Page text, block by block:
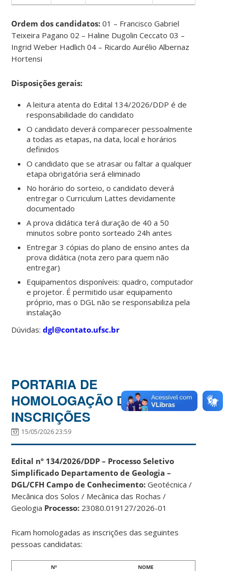
Ordem dos candidatos: 01 – Francisco Gabriel
Teixeira Pagano 02 – Haline Dugolin Ceccato 03 –
Ingrid Weber Hadlich 04 – Ricardo Aurélio Albernaz
Hortensi
Disposições gerais:
A leitura atenta do Edital 134/2026/DDP é de
responsabilidade do candidato
O candidato deverá comparecer pessoalmente
a todas as etapas, na data, local e horários
definidos
O candidato que se atrasar ou faltar a qualquer
etapa obrigatória será eliminado
No horário do sorteio, o candidato deverá
entregar o Curriculum Lattes devidamente
documentado
A prova didática terá duração de 40 a 50
minutos sobre ponto sorteado 24h antes
Entregar 3 cópias do plano de ensino antes da
prova didática (nota zero para quem não
entregar)
Equipamentos disponíveis: quadro, computador
e projetor. É permitido usar equipamento
próprio, mas o DGL não se responsabiliza pela
instalação
Dúvidas:dgl@contato.ufsc.br
PORTARIA DE
HOMOLOGAÇÃO DE
INSCRIÇÕES
15/05/2026 23:59
Edital nº 134/2026/DDP – Processo Seletivo
Simplificado Departamento de Geologia –
DGL/CFH Campo de Conhecimento: Geotécnica /
Mecânica dos Solos / Mecânica das Rochas /
Geologia Processo: 23080.019127/2026-01
Ficam homologadas as inscrições das seguintes
pessoas candidatas:
Nº NOME